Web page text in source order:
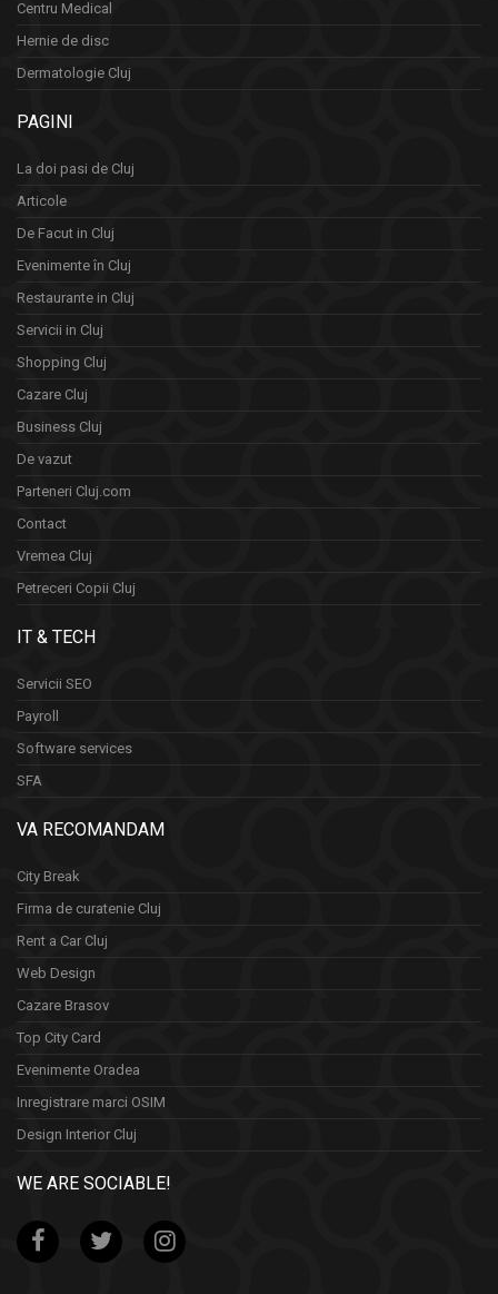
Centru Medical
Hernie de disc
Dermatologie Cluj
PAGINI
La doi pasi de Cluj
Articole
De Facut in Cluj
Evenimente în Cluj
Restaurante in Cluj
Servicii in Cluj
Shopping Cluj
Cazare Cluj
Business Cluj
De vazut
Parteneri Cluj.com
Contact
Vremea Cluj
Petreceri Copii Cluj
IT & TECH
Servicii SEO
Payroll
Software services
SFA
VA RECOMANDAM
City Break
Firma de curatenie Cluj
Rent a Car Cluj
Web Design
Cazare Brasov
Top City Card
Evenimente Oradea
Inregistrare marci OSIM
Design Interior Cluj
WE ARE SOCIABLE!